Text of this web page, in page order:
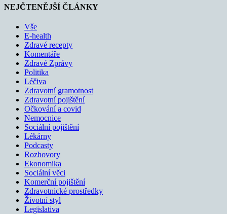
NEJČTENĚJŠÍ ČLÁNKY
Vše
E-health
Zdravé recepty
Komentáře
Zdravé Zprávy
Politika
Léčiva
Zdravotní gramotnost
Zdravotní pojištění
Očkování a covid
Nemocnice
Sociální pojištění
Lékárny
Podcasty
Rozhovory
Ekonomika
Sociální věci
Komerční pojištění
Zdravotnické prostředky
Životní styl
Legislativa